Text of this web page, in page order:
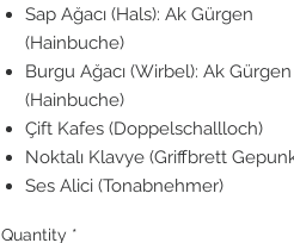
Sap Ağacı (Hals): Ak Gürgen
(Hainbuche)
Burgu Ağacı (Wirbel): Ak Gürgen
(Hainbuche)
Çift Kafes (Doppelschallloch)
Noktalı Klavye (Griffbrett
Ses Alici (Tonabnehmer)
Quantity *